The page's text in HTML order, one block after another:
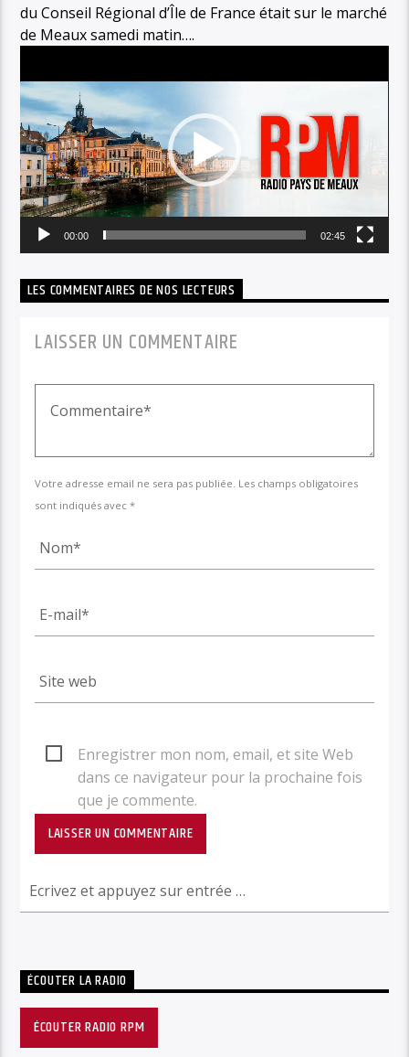
du Conseil Régional d’Île de France était sur le marché
de Meaux samedi matin….
vidéo
00:00 02:45
LES COMMENTAIRES DE NOS LECTEURS
LAISSER UN COMMENTAIRE
Votre adresse email ne sera pas publiée. Les champs obligatoires
sont indiqués avec *
Enregistrer mon nom, email, et site Web
dans ce navigateur pour la prochaine fois
que je commente.
ÉCOUTER LA RADIO
ÉCOUTER RADIO RPM